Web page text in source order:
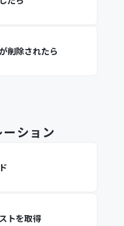
削除されたら
ション
トを取得